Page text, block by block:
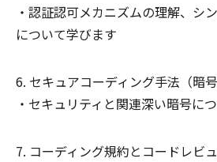
認証認可メカニズムの理解、シ
について学びます
セキュアコーディング手法（暗号
セキュリティと関連深い暗号に
コーディング規約とコードレビ